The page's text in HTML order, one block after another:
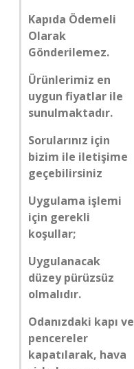
Kapıda Ödemeli
Olarak
Gönderilemez.
Ürünlerimiz en
uygun fiyatlar ile
sunulmaktadır.
Sorularınız için
bizim ile iletişime
geçebilirsiniz
Uygulama işlemi
için gerekli
koşullar;
Uygulanacak
düzey pürüzsüz
olmalıdır.
Odanızdaki kapı ve
pencereler
kapatılarak, hava